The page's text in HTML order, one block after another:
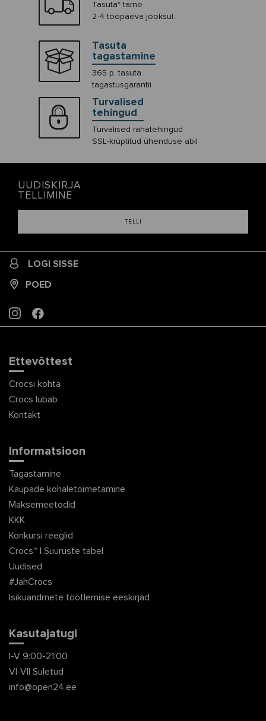
Tasuta* tarne
2-4 tööpäeva jooksul.
Tasuta
tagastamine
365 p. tasuta
tagastusgarantii
Turvalised
tehingud
Turvalised rahatehingud
SSL-krüptitud ühenduse abil
UUDISKIRJA
TELLIMINE
TELLI
LOGI SISSE
POED
INSTAGRAM
FACEBOOK
Ettevõttest
Crocsi kohta
Crocs lubab
Kontakt
Informatsioon
Tagastamine
Kaupade kohaletoimetamine
Maksemeetodid
KKK
Konkursi reeglid
Crocs™ | Suuruste tabel
Uudised
#JahCrocs
Isikuandmete töötlemise eeskirjad
Kasutajatugi
I-V 9:00-21:00
VI-VII Suletud
info@open24.ee